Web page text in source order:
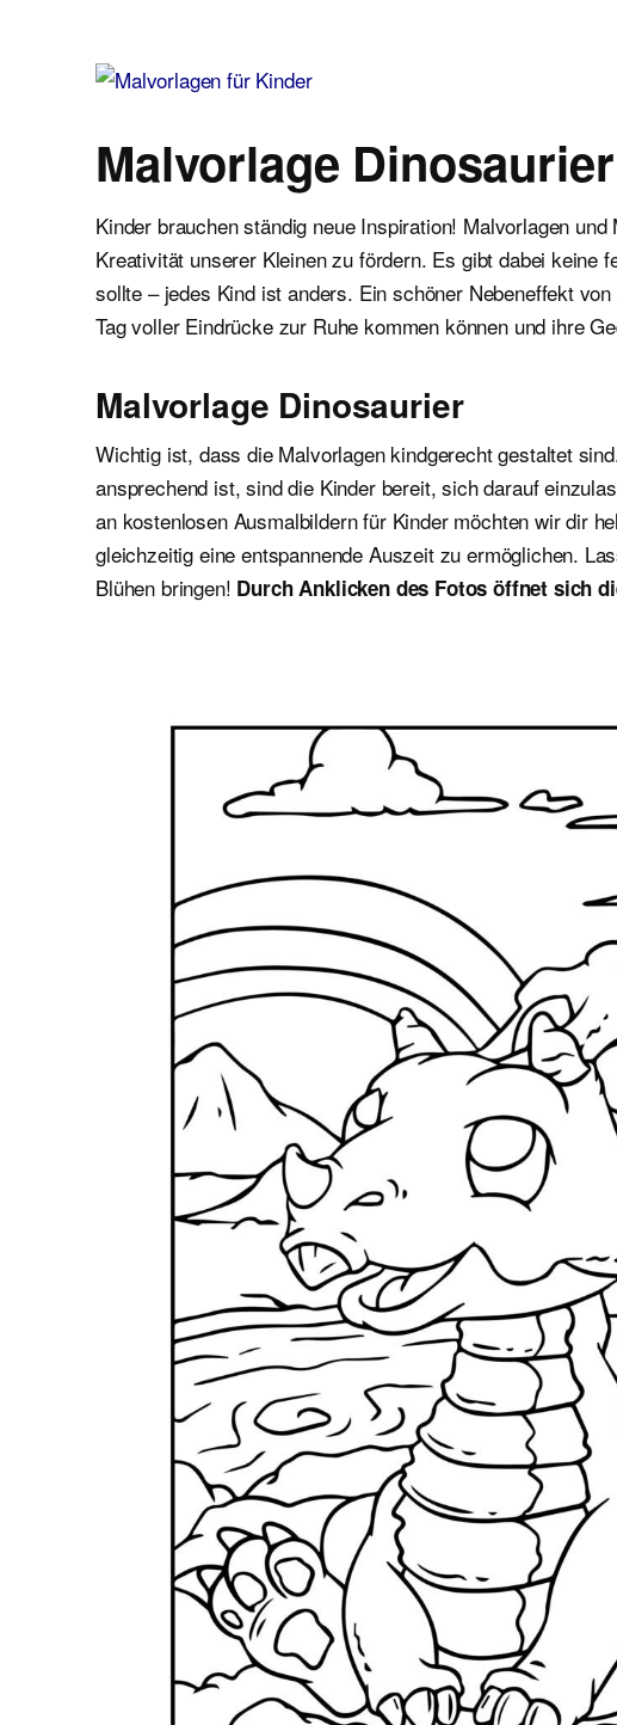
Malvorlage Dinosaurier
Kinder brauchen ständig neue Inspiration! Malvorlagen
Kreativität unserer Kleinen zu fördern. Es gibt dabei keine
sollte – jedes Kind ist anders. Ein schöner Nebeneffekt
Tag voller Eindrücke zur Ruhe kommen können und ihre
Malvorlage Dinosaurier
Wichtig ist, dass die Malvorlagen kindgerecht gestaltet
ansprechend ist, sind die Kinder bereit, sich darauf
an kostenlosen Ausmalbildern für Kinder möchten wir dir
gleichzeitig eine entspannende Auszeit zu ermöglichen.
Blühen bringen! Durch Anklicken des Fotos öffnet sich